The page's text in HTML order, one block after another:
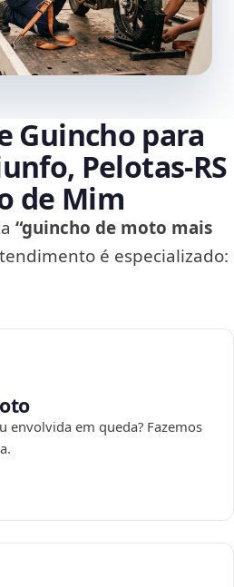
Guincho para
Pelotas‑RS
de Mim
“guincho de moto mais
é especializado:
envolvida em queda? Fazemos